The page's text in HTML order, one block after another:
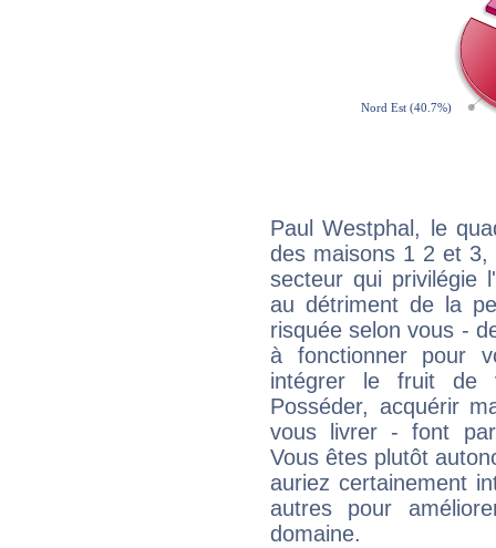
Paul Westphal, le
des maisons 1 2 et
secteur qui privilégie
au détriment de la
risquée selon vous -
à fonctionner pour
intégrer le fruit de
Posséder, acquérir
vous livrer - font
Vous êtes plutôt
auriez certainement
autres pour
domaine.